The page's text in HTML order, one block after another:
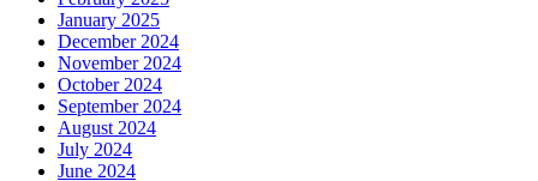
January 2025
December 2024
November 2024
October 2024
September 2024
August 2024
July 2024
June 2024